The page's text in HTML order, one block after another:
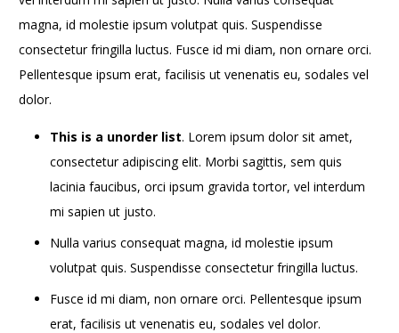
magna, id molestie ipsum volutpat quis. Suspendisse
consectetur fringilla luctus. Fusce id mi diam, non ornare orci.
Pellentesque ipsum erat, facilisis ut venenatis eu, sodales vel
dolor.
This is a unorder list. Lorem ipsum dolor sit amet,
consectetur adipiscing elit. Morbi sagittis, sem quis
lacinia faucibus, orci ipsum gravida tortor, vel interdum
mi sapien ut justo.
Nulla varius consequat magna, id molestie ipsum
volutpat quis. Suspendisse consectetur fringilla luctus.
Fusce id mi diam, non ornare orci. Pellentesque ipsum
erat, facilisis ut venenatis eu, sodales vel dolor.